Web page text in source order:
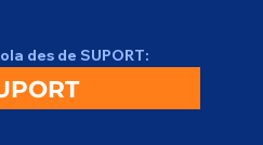
des de SUPORT: